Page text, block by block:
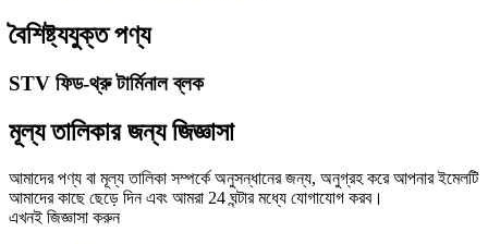
বৈশিষ্ট্যযুক্ত পণ্য
STV ফিড-থ্রু টার্মিনাল ব্লক
মূল্য তালিকার জন্য জিজ্ঞাসা
আমাদের পণ্য বা মূল্য তালিকা সম্পর্কে অনুসন্ধানের জন্য, অনুগ্রহ করে আপনার ইমেলটি
আমাদের কাছে ছেড়ে দিন এবং আমরা 24 ঘন্টার মধ্যে যোগাযোগ করব।
এখনই জিজ্ঞাসা করুন